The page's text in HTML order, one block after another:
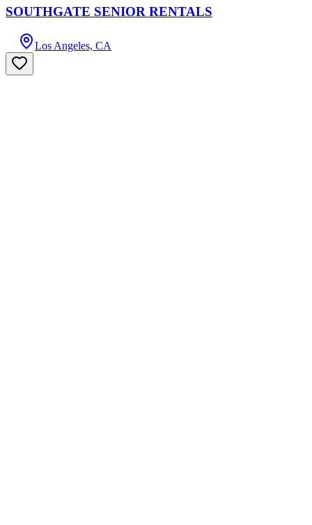
SOUTHGATE SENIOR RENTALS
Los Angeles, CA